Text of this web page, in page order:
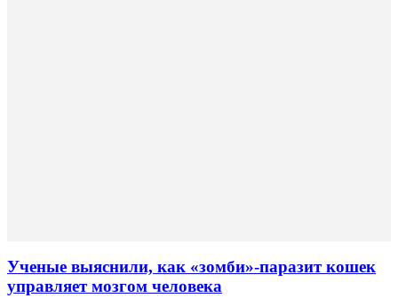
Ученые выяснили, как «зомби»-паразит кошек
управляет мозгом человека